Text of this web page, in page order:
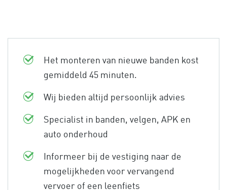
Het monteren van nieuwe banden kost
gemiddeld 45 minuten.
Wij bieden altijd persoonlijk advies
Specialist in banden, velgen, APK en
auto onderhoud
Informeer bij de vestiging naar de
mogelijkheden voor vervangend
vervoer of een leenfiets